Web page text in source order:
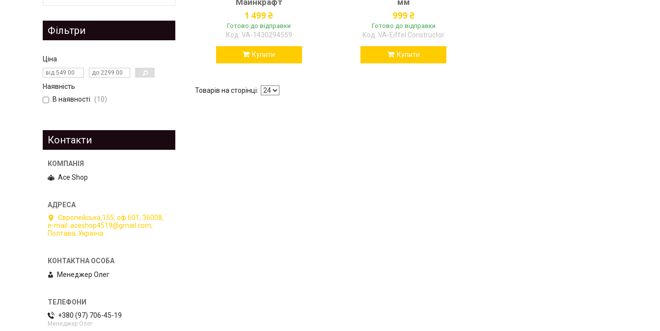
1 499 ₴
Готово до відправки
VA-1430294559
Купити
999 ₴
Готово до відправки
VA-Eiffel Constructor
Купити
Фільтри
Ціна
Наявність
В наявності
10
Контакти
Ace Shop
Європейська,155, оф.601, 36008,
e-mail: aceshop4519@gmail.com,
Полтава, Україна
Менеджер Олег
+380 (97) 706-45-19
Менеджер Олег